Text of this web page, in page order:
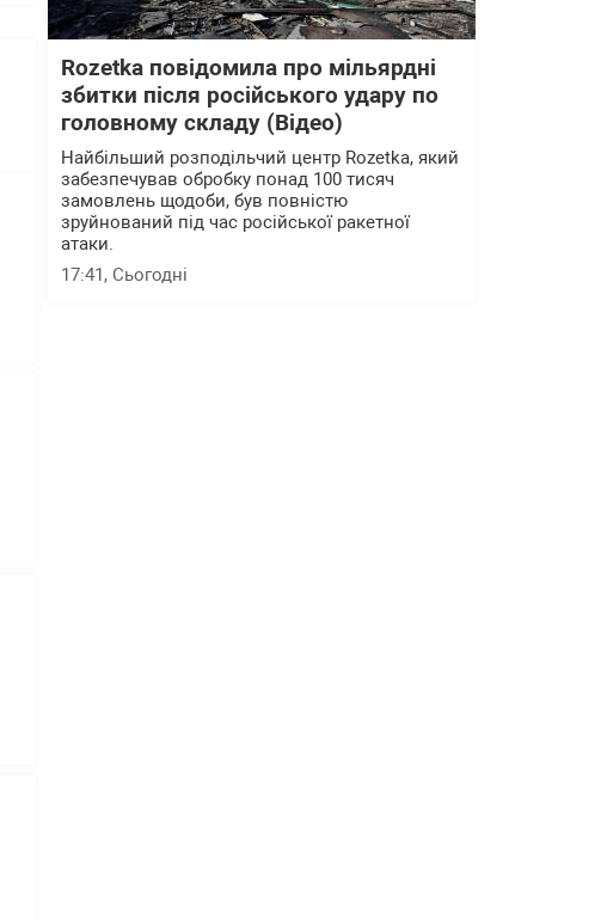
Rozetka повідомила про мільярдні
збитки після російського удару по
головному складу (Відео)
Найбільший розподільчий центр Rozetka, який
забезпечував обробку понад 100 тисяч
замовлень щодоби, був повністю
зруйнований під час російської ракетної
атаки.
17:41, Сьогодні